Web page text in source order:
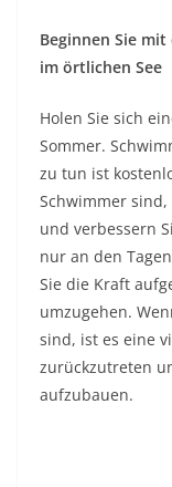
Beginnen Sie
im örtlichen See
Holen Sie sich
Sommer.
zu tun ist
Schwimmer
und verbessern
nur an den
Sie die Kraft
umzugehen.
sind, ist es eine
zurückzutreten
aufzubauen.